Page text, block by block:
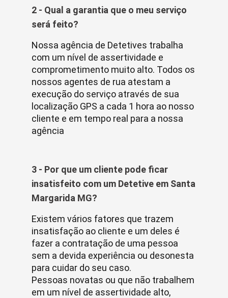
2 - Qual a garantia que o meu serviço
será feito?
Nossa agência de Detetives trabalha
com um nível de assertividade e
comprometimento muito alto. Todos os
nossos agentes de rua atestam a
execução do serviço através de sua
localização GPS a cada 1 hora ao nosso
cliente e em tempo real para a nossa
agência
3 - Por que um cliente pode ficar
insatisfeito com um Detetive em Santa
Margarida MG?
Existem vários fatores que trazem
insatisfação ao cliente e um deles é
fazer a contratação de uma pessoa
sem a devida experiência ou desonesta
para cuidar do seu caso.
Pessoas novatas ou que não trabalhem
em um nível de assertividade alto,